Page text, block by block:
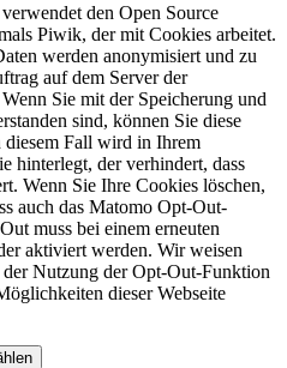
den Open Source
Piwik, der mit Cookies arbeitet.
werden anonymisiert und zu
auf dem Server der
Sie mit der Speicherung und
sind, können Sie diese
Fall wird in Ihrem
hinterlegt, der verhindert, dass
Wenn Sie Ihre Cookies löschen,
auch das Matomo Opt-Out-
muss bei einem erneuten
aktiviert werden. Wir weisen
Nutzung der Opt-Out-Funktion
dieser Webseite